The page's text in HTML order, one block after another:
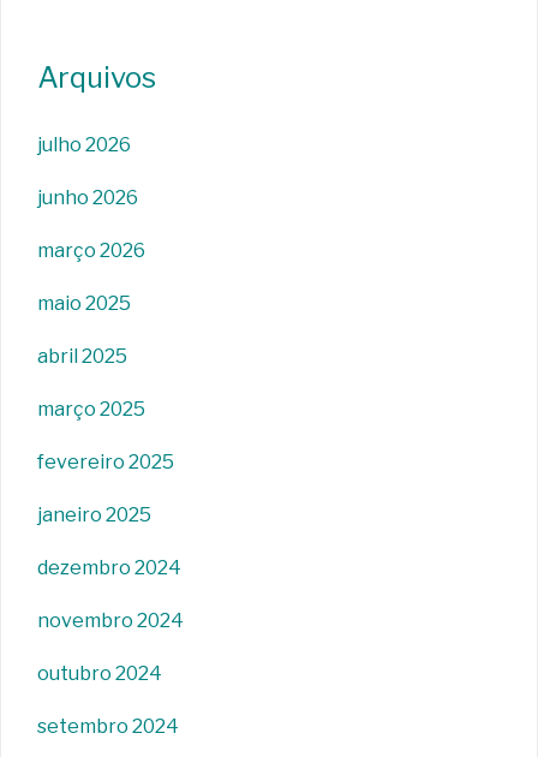
Arquivos
julho 2026
junho 2026
março 2026
maio 2025
abril 2025
março 2025
fevereiro 2025
janeiro 2025
dezembro 2024
novembro 2024
outubro 2024
setembro 2024